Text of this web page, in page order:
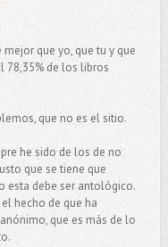
que yo, que tu y que
78,35% de los libros
que no es el sitio.
he sido de los de no
que se tiene que
esta debe ser antológico.
hecho de que ha
que es más de lo